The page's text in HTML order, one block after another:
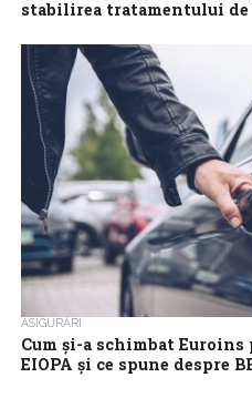
stabilirea tratamentului de
plină expansiune de câțiva ani,
instrumente au...
ASIGURĂRI
Cum și-a schimbat
EIOPA și ce spune despre